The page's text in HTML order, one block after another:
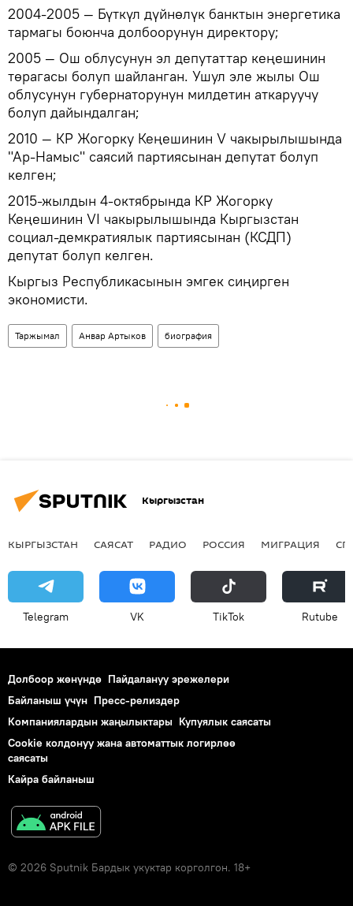
2004-2005 — Бүткүл дүйнөлүк банктын энергетика
тармагы боюнча долбоорунун директору;
2005 — Ош облусунун эл депутаттар кеңешинин
төрагасы болуп шайланган. Ушул эле жылы Ош
облусунун губернаторунун милдетин аткаруучу
болуп дайындалган;
2010 — КР Жогорку Кеңешинин V чакырылышында
"Ар-Намыс" саясий партиясынан депутат болуп
келген;
2015-жылдын 4-октябрында КР Жогорку
Кеңешинин VI чакырылышында Кыргызстан
социал-демкратиялык партиясынан (КСДП)
депутат болуп келген.
Кыргыз Республикасынын эмгек сиңирген
экономисти.
Таржымал Анвар Артыков биография
Кыргызстан
КЫРГЫЗСТАН САЯСАТ РАДИО РОССИЯ МИГРАЦИЯ
Telegram VK ТikТоk Rutube
Долбоор жөнүндө Пайдалануу эрежелери
Байланыш үчүн Пресс-релиздер
Компаниялардын жаңылыктары Купуялык саясаты
Cookie колдонуу жана автоматтык логирлөө
саясаты
Кайра байланыш
© 2026 Sputnik Бардык укуктар корголгон. 18+